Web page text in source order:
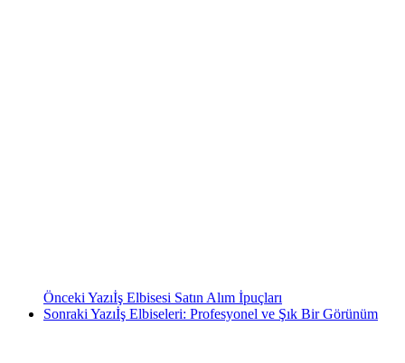
Önceki Yazıİş Elbisesi Satın Alım İpuçları
Sonraki Yazıİş Elbiseleri: Profesyonel ve Şık Bir Görünüm